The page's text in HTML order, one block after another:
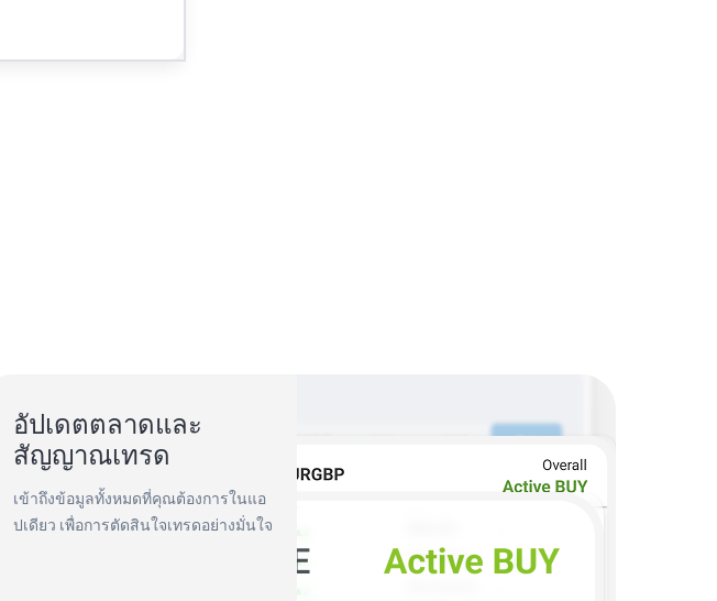
อัปเดตตลาดและ
สัญญาณเทรด
เข้าถึงข้อมูลทั้งหมดที่คุณต้องการในแอ
ปเดียว เพื่อการตัดสินใจเทรดอย่างมั่นใจ